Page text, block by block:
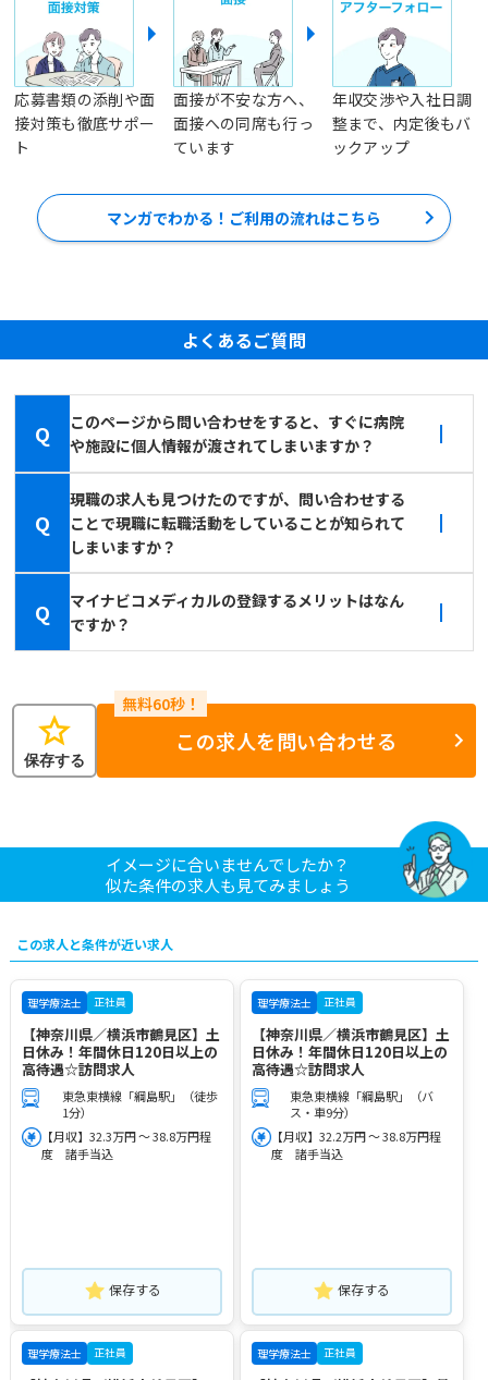
応募書類の添削や面
接対策も徹底サポー
ト
面接が不安な方へ、
面接への同席も行っ
ています
年収交渉や入社日調
整まで、内定後もバ
ックアップ
マンガでわかる！ご利用の流れはこちら
よくあるご質問
Q
このページから問い合わせをすると、すぐに病院
や施設に個人情報が渡されてしまいますか？
Q
現職の求人も見つけたのですが、問い合わせする
ことで現職に転職活動をしていることが知られて
しまいますか？
Q
マイナビコメディカルの登録するメリットはなん
ですか？
star
保存する
この求人を問い合わせる
イメージに合いませんでしたか？
似た条件の求人も見てみましょう
この求人と条件が近い求人
理学療法士 正社員
【神奈川県／横浜市鶴見区】土
日休み！年間休日120日以上の
高待遇☆訪問求人
東急東横線「綱島駅」（徒歩
1分）
【月収】32.3万円 ～ 38.8万円程
度 諸手当込
保存する
理学療法士 正社員
【神奈川県／横浜市鶴見区】土
日休み！年間休日120日以上の
高待遇☆訪問求人
東急東横線「綱島駅」（バ
ス・車9分）
【月収】32.2万円 ～ 38.8万円程
度 諸手当込
保存する
理学療法士 正社員 理学療法士 正社員